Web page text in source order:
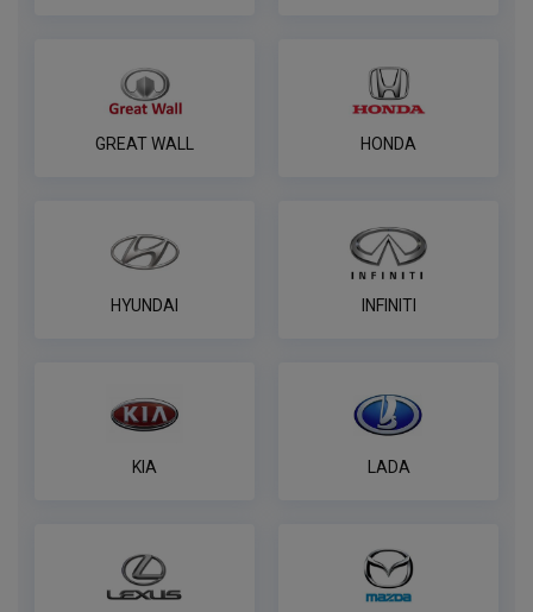
по запросу
Розетка универсальная электрическая
REESE
по запросу
GREAT WALL HONDA
HYUNDAI INFINITI
KIA LADA